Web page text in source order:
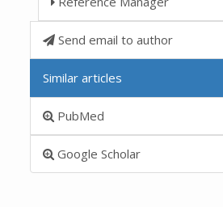
Send email to author
Similar articles
PubMed
Google Scholar